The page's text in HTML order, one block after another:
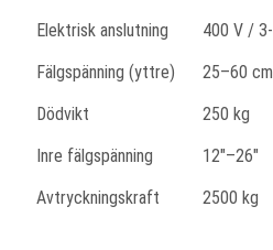
Elektrisk anslutning
400 V /
Fälgspänning (yttre)
25–60 cm
Dödvikt
250 kg
Inre fälgspänning
12"–26"
Avtryckningskraft
2500 kg